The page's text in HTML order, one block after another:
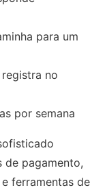
para um
no
por semana
de pagamento,
ferramentas de